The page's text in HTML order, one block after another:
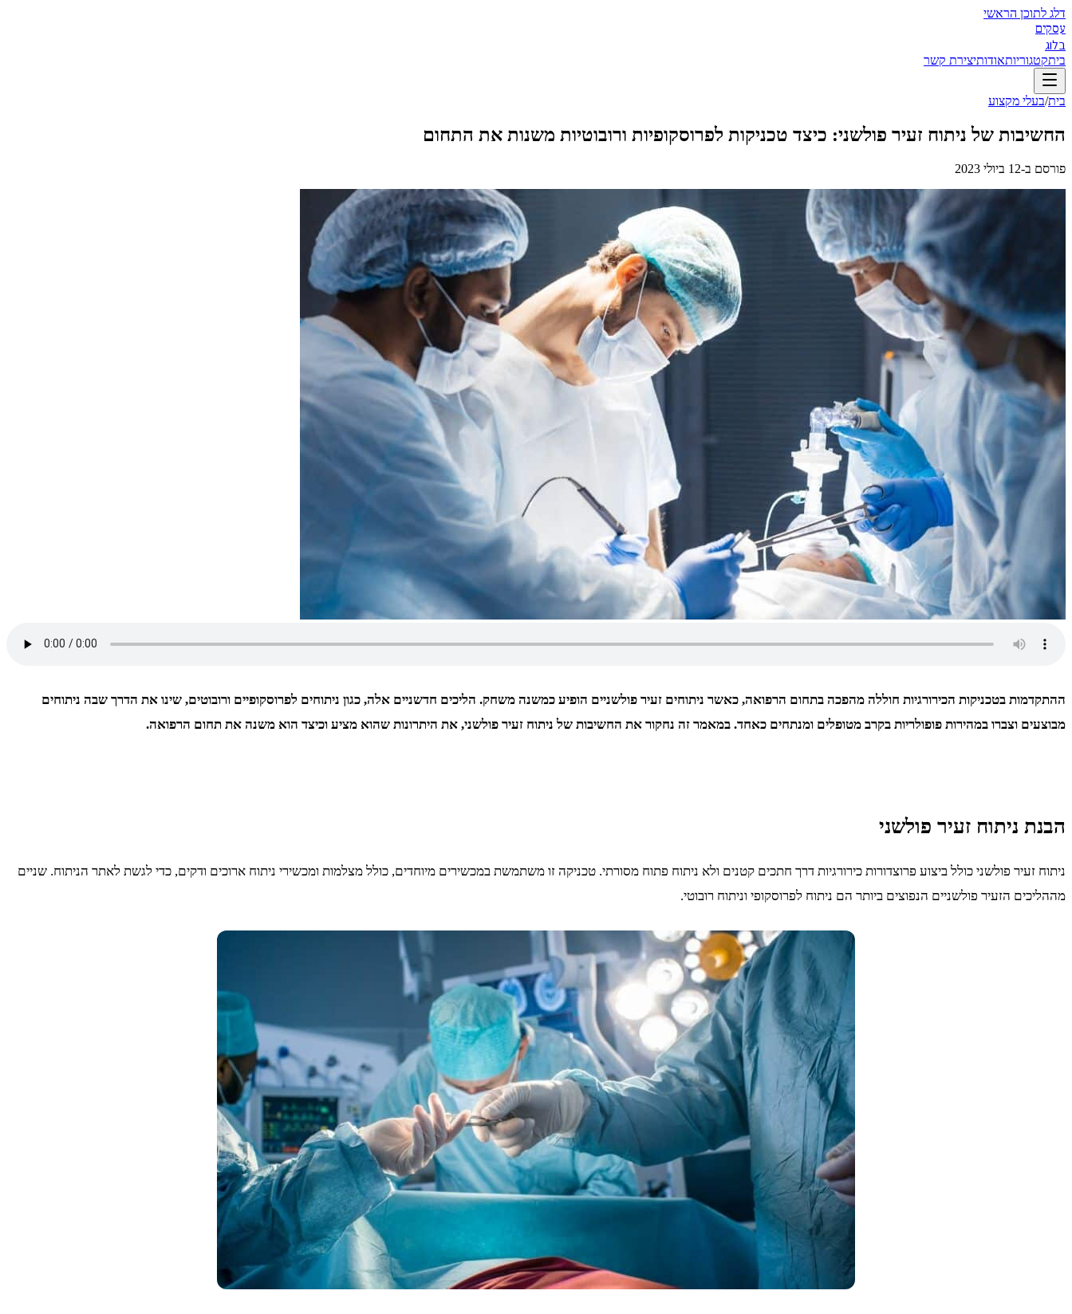
דלג לתוכן הראשי
עסקים
בלוג
ביתקטגוריותאודותיצירת קשר
בית/בעלי מקצוע
החשיבות של ניתוח זעיר פולשני: כיצד טכניקות לפרוסקופיות ורובוטיות משנות את התחום
פורסם ב-12 ביולי 2023
ההתקדמות בטכניקות הכירורגיות חוללה מהפכה בתחום הרפואה, כאשר ניתוחים זעיר פולשניים הופיע כמשנה משחק. הליכים חדשניים אלה, כגון ניתוחים לפרוסקופיים ורובוטים, שינו את הדרך שבה ניתוחים
מבוצעים וצברו במהירות פופולריות בקרב מטופלים ומנתחים כאחד. במאמר זה נחקור את החשיבות של ניתוח זעיר פולשני, את היתרונות שהוא מציע וכיצד הוא משנה את תחום הרפואה.
הבנת ניתוח זעיר פולשני
ניתוח זעיר פולשני כולל ביצוע פרוצדורות כירורגיות דרך חתכים קטנים ולא ניתוח פתוח מסורתי. טכניקה זו משתמשת במכשירים מיוחדים, כולל מצלמות ומכשירי ניתוח ארוכים ודקים, כדי לגשת לאתר הניתוח. שניים
מההליכים הזעיר פולשניים הנפוצים ביותר הם ניתוח לפרוסקופי וניתוח רובוטי.